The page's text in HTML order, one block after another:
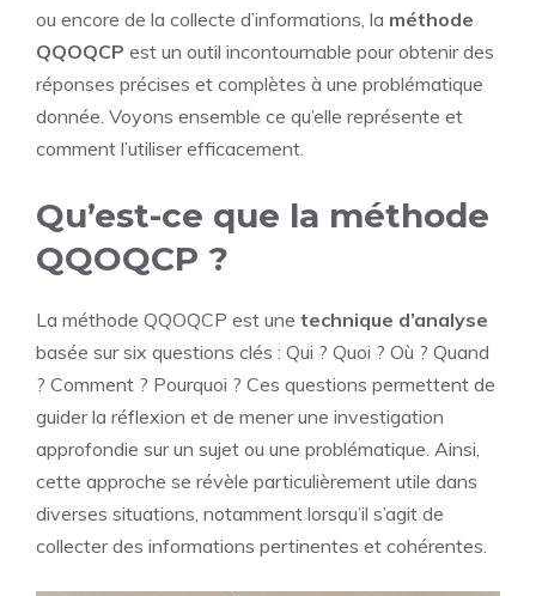
ou encore de la collecte d’informations, la méthode
QQOQCP est un outil incontournable pour obtenir des
réponses précises et complètes à une problématique
donnée. Voyons ensemble ce qu’elle représente et
comment l’utiliser efficacement.
Qu’est-ce que la méthode
QQOQCP ?
La méthode QQOQCP est une technique d’analyse
basée sur six questions clés : Qui ? Quoi ? Où ? Quand
? Comment ? Pourquoi ? Ces questions permettent de
guider la réflexion et de mener une investigation
approfondie sur un sujet ou une problématique. Ainsi,
cette approche se révèle particulièrement utile dans
diverses situations, notamment lorsqu’il s’agit de
collecter des informations pertinentes et cohérentes.